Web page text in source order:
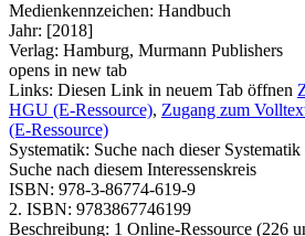
Medienkennzeichen: Handbuch
Jahr: [2018]
Verlag: Hamburg, Murmann Publishers
opens in new tab
Links: Diesen Link in neuem Tab öffnen
HGU (E-Ressource), Zugang zum
(E-Ressource)
Systematik: Suche nach dieser Systematik
Suche nach diesem Interessenskreis
ISBN: 978-3-86774-619-9
2. ISBN: 9783867746199
Beschreibung: 1 Online-Ressource (226